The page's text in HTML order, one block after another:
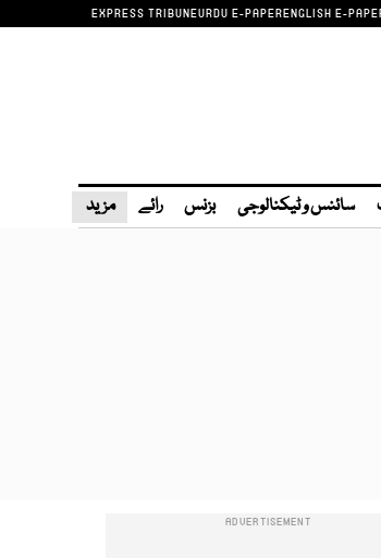
EXPRESS TRIBUNEURDU E-PAPERENGLISH E-
سائنس و ٹیکنالوجی بزنس رائے مزید